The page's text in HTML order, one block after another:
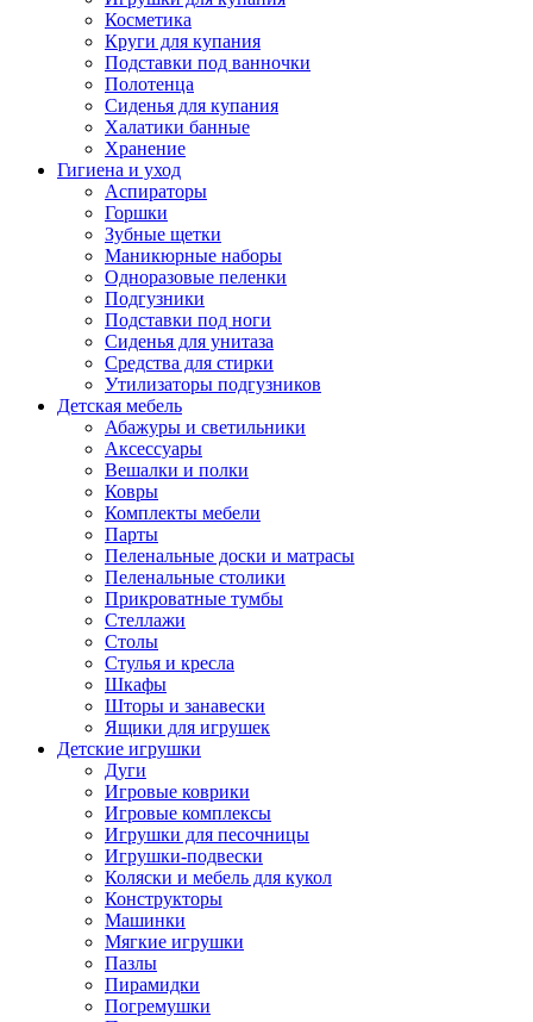
Косметика
Круги для купания
Подставки под ванночки
Полотенца
Сиденья для купания
Халатики банные
Хранение
Гигиена и уход
Аспираторы
Горшки
Зубные щетки
Маникюрные наборы
Одноразовые пеленки
Подгузники
Подставки под ноги
Сиденья для унитаза
Средства для стирки
Утилизаторы подгузников
Детская мебель
Абажуры и светильники
Аксессуары
Вешалки и полки
Ковры
Комплекты мебели
Парты
Пеленальные доски и матрасы
Пеленальные столики
Прикроватные тумбы
Стеллажи
Столы
Стулья и кресла
Шкафы
Шторы и занавески
Ящики для игрушек
Детские игрушки
Дуги
Игровые коврики
Игровые комплексы
Игрушки для песочницы
Игрушки-подвески
Коляски и мебель для кукол
Конструкторы
Машинки
Мягкие игрушки
Пазлы
Пирамидки
Погремушки